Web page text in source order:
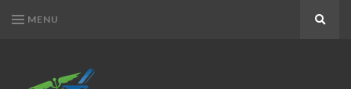
MENU